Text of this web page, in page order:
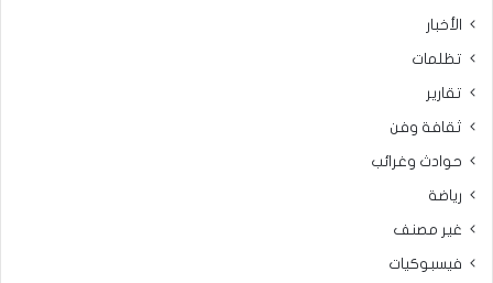
الأخبار
تظلمات
تقارير
ثقافة وفن
حوادث وغرائب
رياضة
غير مصنف
فيسبوكيات